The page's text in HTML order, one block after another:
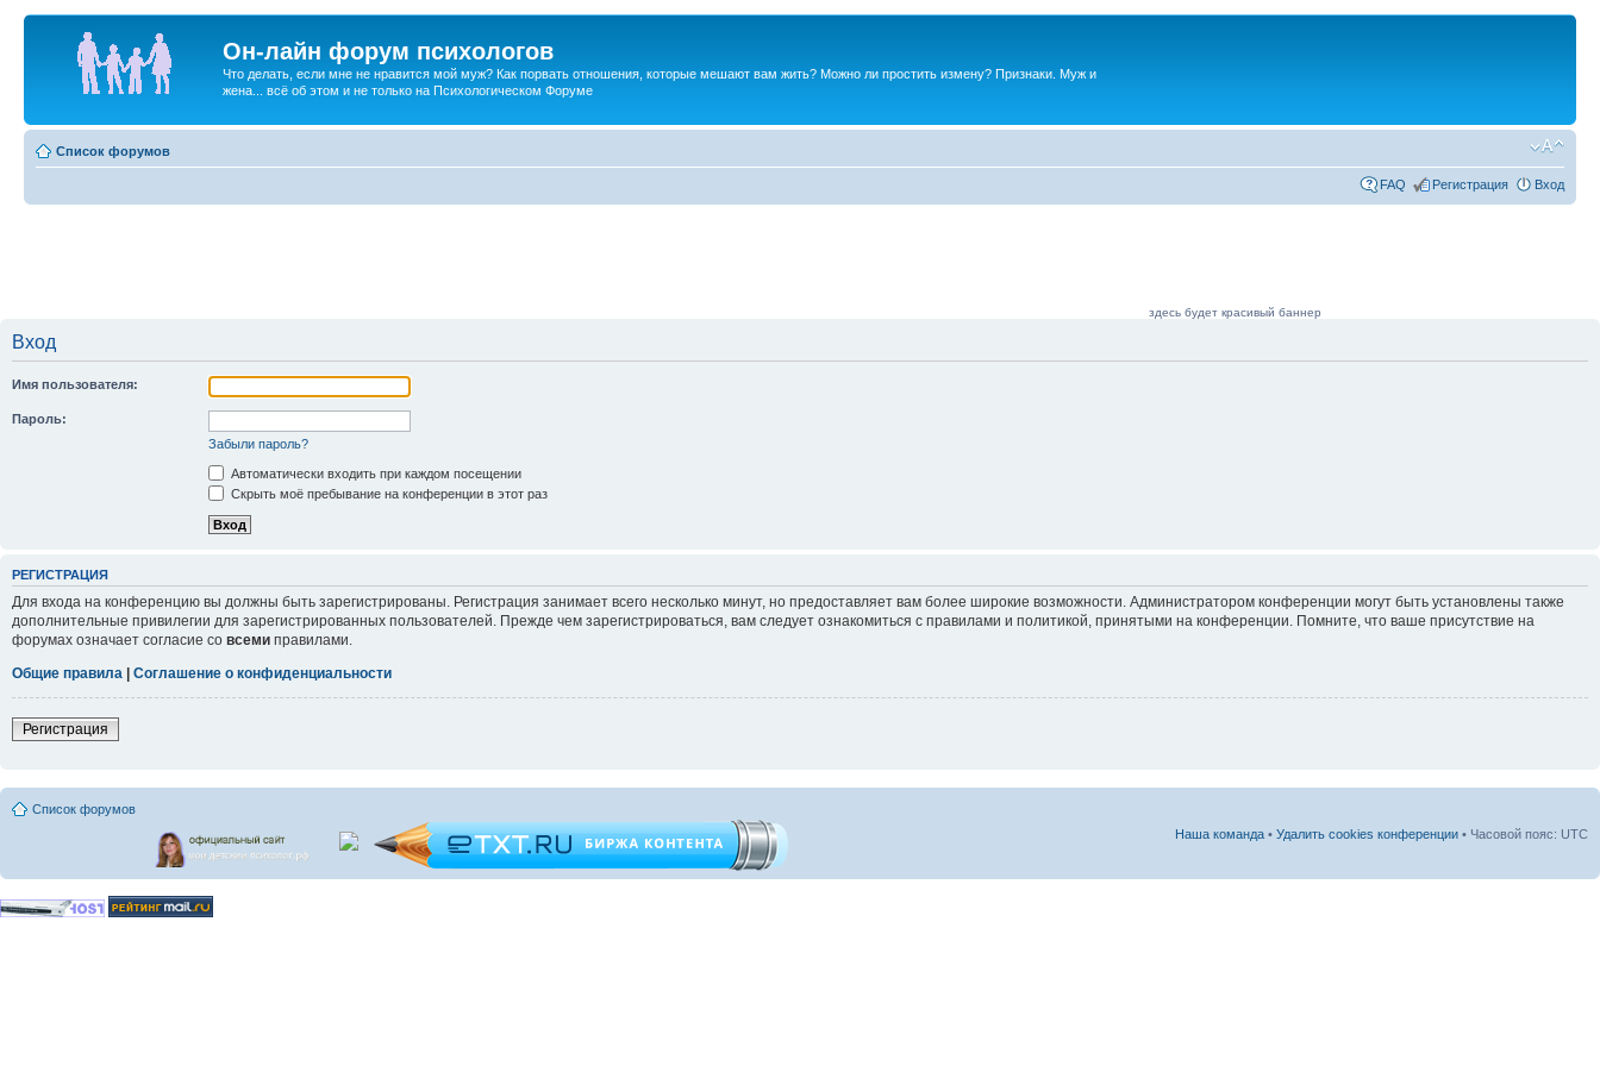
Он-лайн форум психологов
Что делать, если мне не нравится мой муж? Как порвать отношения, которые мешают вам жить? Можно ли простить измену? Признаки. Муж и
жена... всё об этом и не только на Психологическом Форуме
Список форумов
FAQ Регистрация Вход
здесь будет красивый баннер
Вход
Имя пользователя:
Пароль:
Забыли пароль?
Автоматически входить при каждом посещении
Скрыть моё пребывание на конференции в этот раз
РЕГИСТРАЦИЯ
Для входа на конференцию вы должны быть зарегистрированы. Регистрация занимает всего несколько минут, но предоставляет вам более широкие возможности. Администратором конференции могут быть установлены также
дополнительные привилегии для зарегистрированных пользователей. Прежде чем зарегистрироваться, вам следует ознакомиться с правилами и политикой, принятыми на конференции. Помните, что ваше присутствие на
форумах означает согласие со всеми правилами.
Общие правила
Соглашение о конфиденциальности
Регистрация
Список форумов
Наша команда • Удалить cookies конференции • Часовой пояс: UTC